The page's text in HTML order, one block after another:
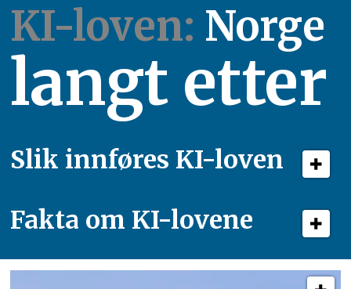
KI-loven: Norge
langt etter
Slik innføres KI-loven
Fakta om KI-lovene